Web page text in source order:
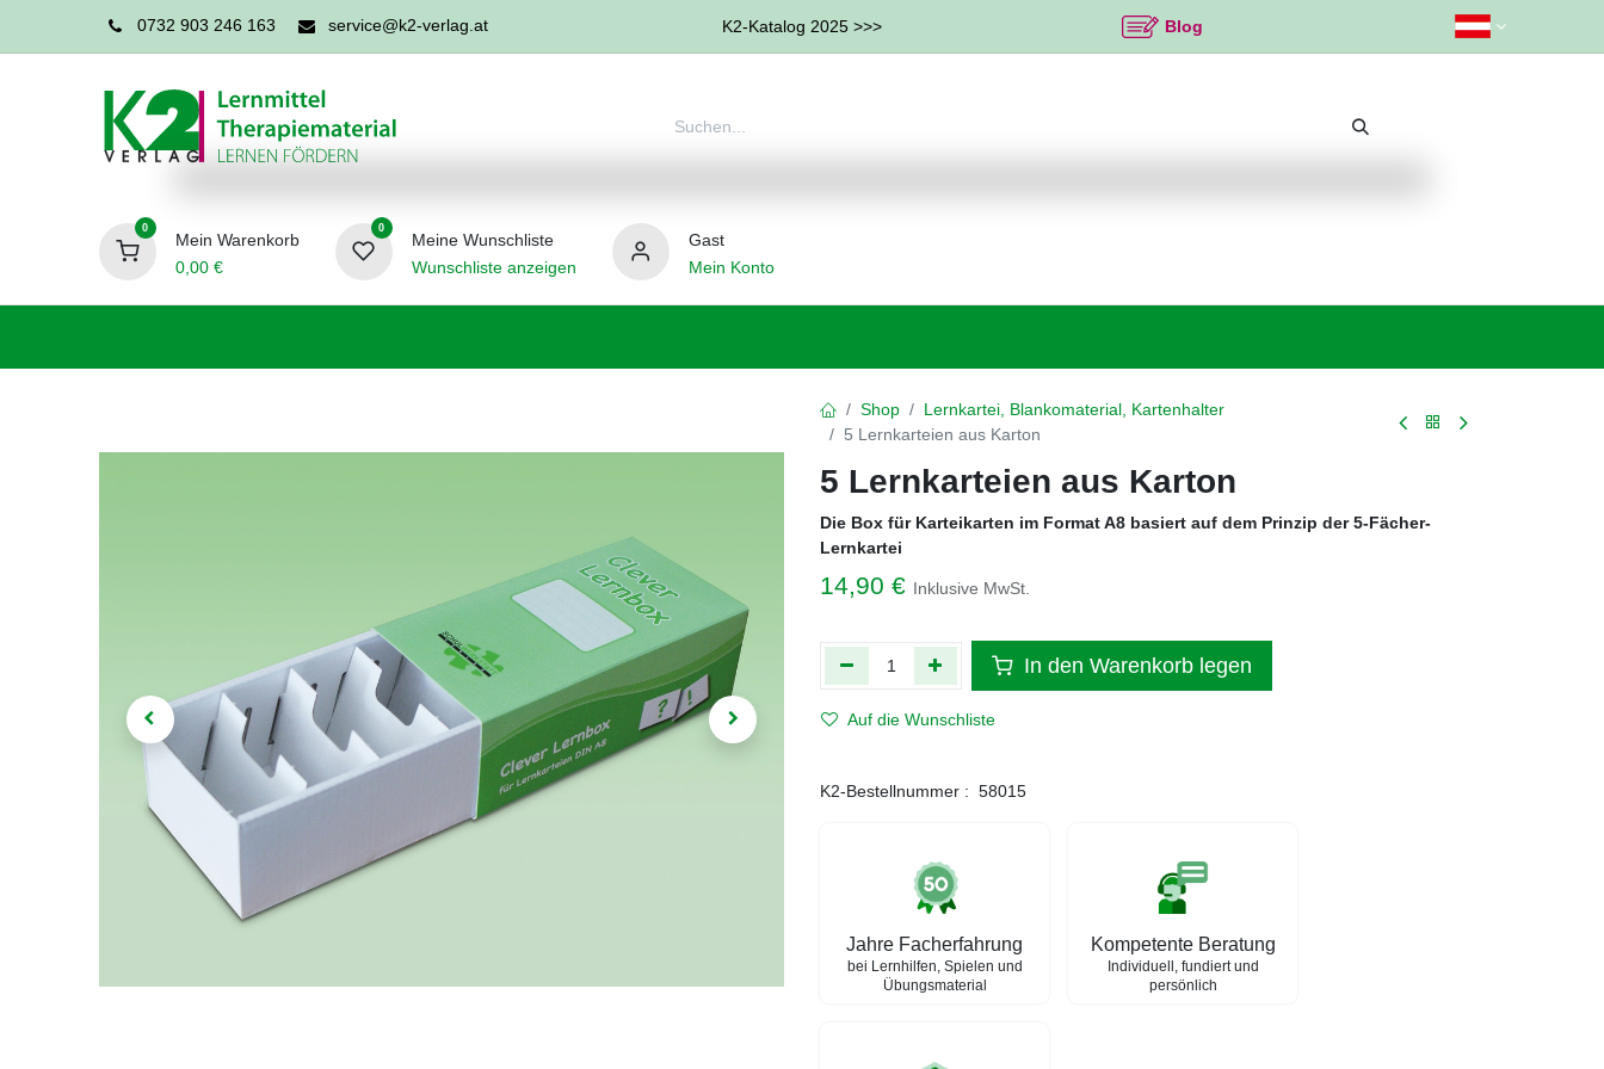
0732 903 246 163 service@k2-verlag.at K2-Katalog 2025 >>> Blog
0
Mein Warenkorb
0,00€
0
Meine Wunschliste
Wunschliste anzeigen
Gast
Mein Konto
Shop
Lernkartei, Blankomaterial, Kartenhalter
5 Lernkarteien aus Karton
5 Lernkarteien aus Karton
Die Box für Karteikarten im Format A8 basiert auf dem Prinzip der 5-Fächer-
Lernkartei
14,90 € Inklusive MwSt.
In den Warenkorb legen
Auf die Wunschliste
K2-Bestellnummer : 58015
Jahre Facherfahrung
bei Lernhilfen, Spielen und
Übungsmaterial
Kompetente Beratung
Individuell, fundiert und
persönlich